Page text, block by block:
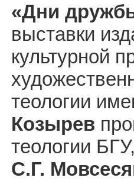
«Дни
выставки
культурной
теологии
Козырев
теологии
С.Г.